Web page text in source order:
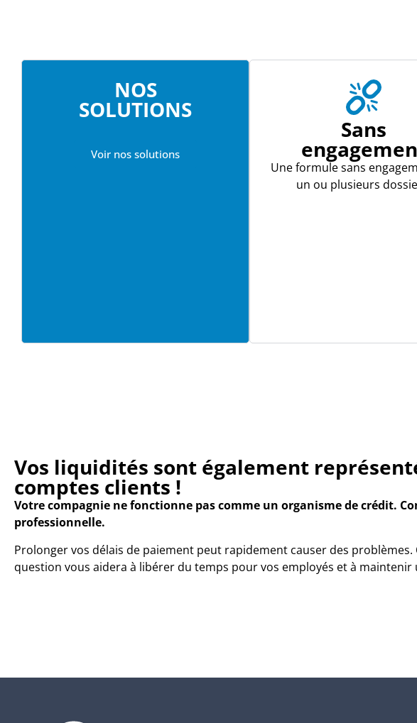
NOS
SOLUTIONS
Voir nos solutions
Sans
Une formule sans
un ou plusieurs
Vos liquidités sont également
comptes clients !
Votre compagnie ne fonctionne pas comme un organisme de crédit.
professionnelle.
Prolonger vos délais de paiement peut rapidement causer des
question vous aidera à libérer du temps pour vos employés et à